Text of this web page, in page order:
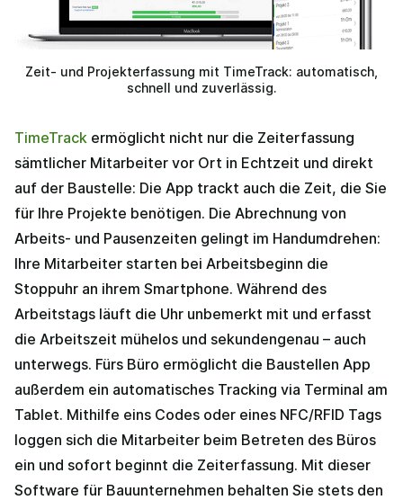
Zeit- und Projekterfassung mit TimeTrack: automatisch,
schnell und zuverlässig.
TimeTrack ermöglicht nicht nur die Zeiterfassung
sämtlicher Mitarbeiter vor Ort in Echtzeit und direkt
auf der Baustelle: Die App trackt auch die Zeit, die Sie
für Ihre Projekte benötigen. Die Abrechnung von
Arbeits- und Pausenzeiten gelingt im Handumdrehen:
Ihre Mitarbeiter starten bei Arbeitsbeginn die
Stoppuhr an ihrem Smartphone. Während des
Arbeitstags läuft die Uhr unbemerkt mit und erfasst
die Arbeitszeit mühelos und sekundengenau – auch
unterwegs. Fürs Büro ermöglicht die Baustellen App
außerdem ein automatisches Tracking via Terminal am
Tablet. Mithilfe eins Codes oder eines NFC/RFID Tags
loggen sich die Mitarbeiter beim Betreten des Büros
ein und sofort beginnt die Zeiterfassung. Mit dieser
Software für Bauunternehmen behalten Sie stets den